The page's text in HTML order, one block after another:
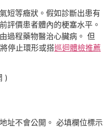
短等癥狀。假如診斷出患有
評價患者體內的梗塞水平。
過程藥物醫治心臟病。 但
停止環形或搭巡迴體檢推薦
)
址不會公開。 必填欄位標示